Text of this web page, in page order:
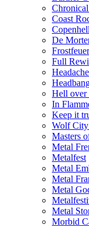
Coast
Copenhell
De
Full
Hell over
In
Keep it
Wolf
Masters
Metal
Metalfest
Metal
Metal
Metal
Metal
Morbid